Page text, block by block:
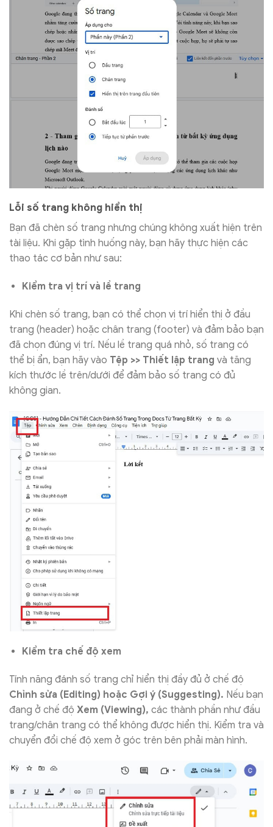
Lỗi số trang không hiển thị
Bạn đã chèn số trang nhưng chúng không xuất hiện trên
tài liệu. Khi gặp tình huống này, bạn hãy thực hiện các
thao tác cơ bản như sau:
Kiểm tra vị trí và lề trang
Khi chèn số trang, bạn có thể chọn vị trí hiển thị ở đầu
trang (header) hoặc chân trang (footer) và đảm bảo bạn
đã chọn đúng vị trí. Nếu lề trang quá nhỏ, số trang có
thể bị ẩn, bạn hãy vào Tệp >> Thiết lập trang và tăng
kích thước lề trên/dưới để đảm bảo số trang có đủ
không gian.
Kiểm tra chế độ xem
Tính năng đánh số trang chỉ hiển thị đầy đủ ở chế độ
Chỉnh sửa (Editing) hoặc Gợi ý (Suggesting). Nếu bạn
đang ở chế độ Xem (Viewing), các thành phần như đầu
trang/chân trang có thể không được hiển thị. Kiểm tra và
chuyển đổi chế độ xem ở góc trên bên phải màn hình.